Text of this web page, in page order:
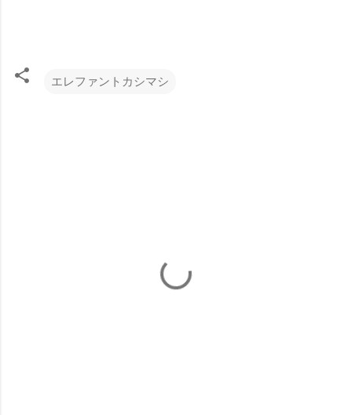
エレファントカシマシ